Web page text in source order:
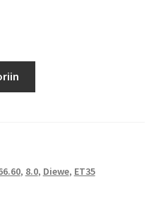
, 8.0, Diewe, ET35